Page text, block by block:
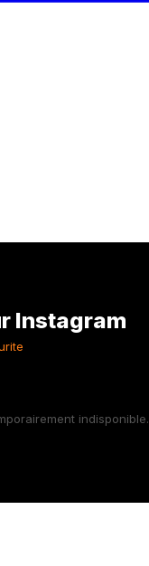
Instagram
indisponible.